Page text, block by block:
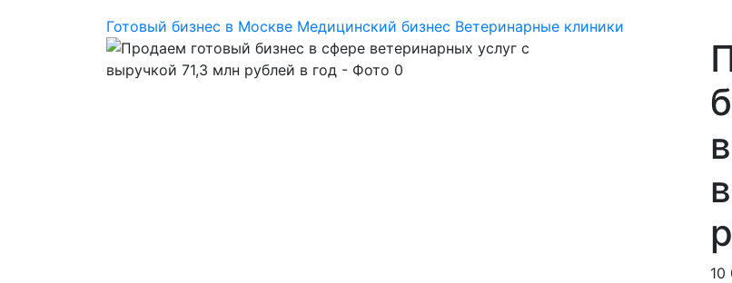
Готовый бизнес в Москве Медицинский бизнес Ветеринарные клиники
10